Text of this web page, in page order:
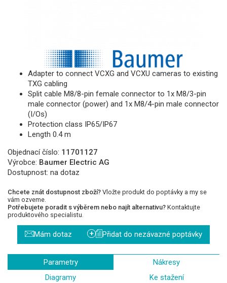
Adapter to connect VCXG and VCXU cameras to existing
TXG cabling
Split cable M8/8-pin female connector to 1x M8/3-pin
male connector (power) and 1x M8/4-pin male connector
(I/Os)
Protection class IP65/IP67
Length 0.4 m
Objednací číslo: 11701127
Výrobce: Baumer Electric AG
Dostupnost: na dotaz
Chcete znát dostupnost zboží? Vložte produkt do poptávky a my se
vám ozveme.
Potřebujete poradit s výběrem nebo najít alternativu? Kontaktujte
produktového specialistu.
Mám dotaz + Přidat do nezávazné poptávky
Parametry
Nákresy
Diagramy
Ke stažení